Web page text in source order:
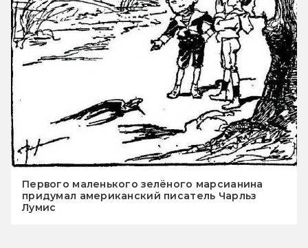
Первого маленького зелёного марсианина
придумал американский писатель Чарльз
Лумис